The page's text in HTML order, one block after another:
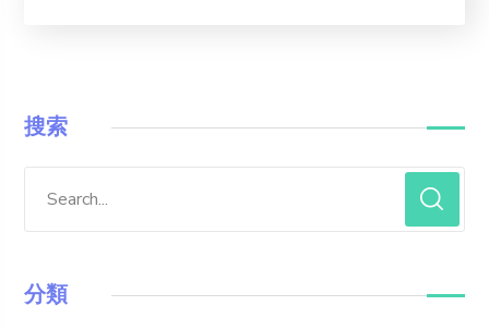
搜索
分類